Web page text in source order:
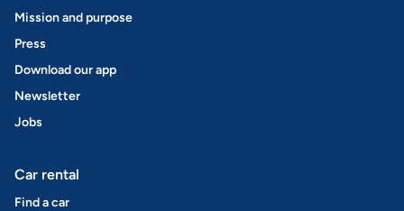
Mission and purpose
Press
Download our app
Newsletter
Jobs
Car rental
Find a car